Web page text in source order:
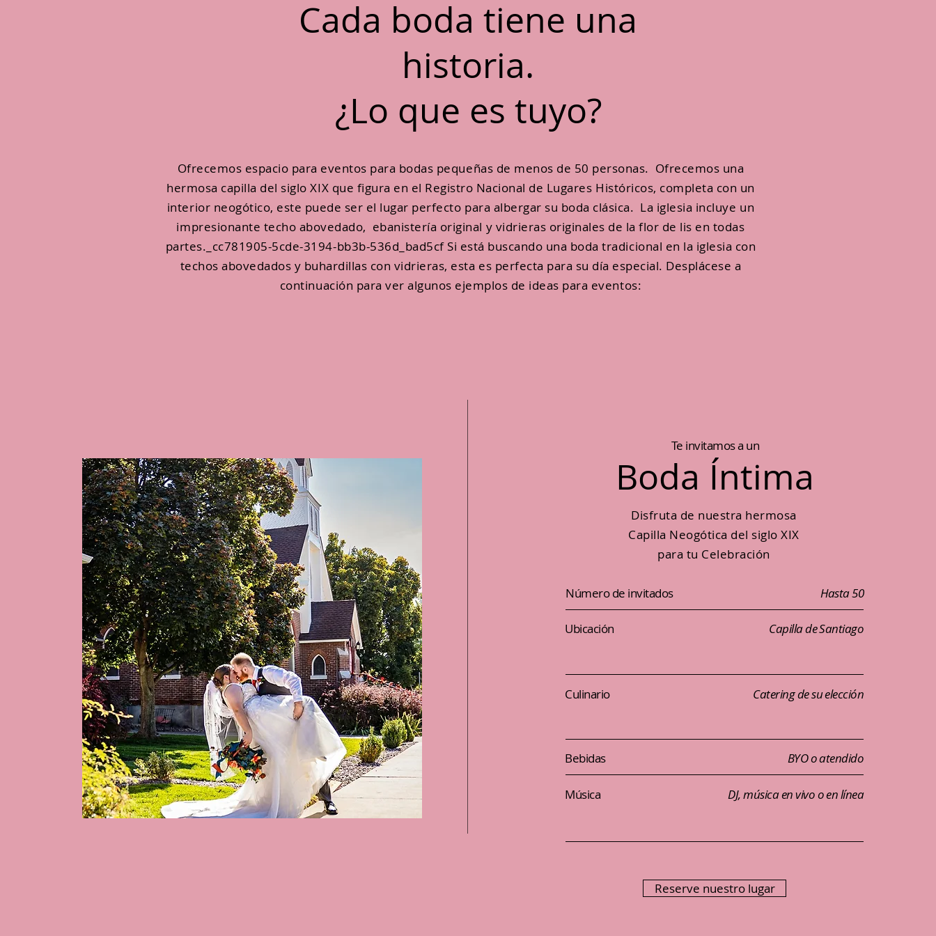
Cada boda tiene una
historia.
¿Lo que es tuyo?
Ofrecemos espacio para eventos para bodas pequeñas de menos de 50 personas. Ofrecemos una
hermosa capilla del siglo XIX que figura en el Registro Nacional de Lugares Históricos, completa con un
interior neogótico, este puede ser el lugar perfecto para albergar su boda clásica. La iglesia incluye un
impresionante techo abovedado, ebanistería original y vidrieras originales de la flor de lis en todas
partes._cc781905-5cde-3194-bb3b-536d_bad5cf Si está buscando una boda tradicional en la iglesia con
techos abovedados y buhardillas con vidrieras, esta es perfecta para su día especial. Desplácese a
continuación para ver algunos ejemplos de ideas para eventos:
Te invitamos a un
Boda Íntima
Disfruta de nuestra hermosa
Capilla Neogótica del siglo XIX
para tu Celebración
Número de invitados Hasta 50
Ubicación Capilla de Santiago
Culinario Catering de su elección
Bebidas BYO o atendido
Música DJ, música en vivo o en línea
Reserve nuestro lugar